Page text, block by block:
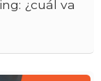
¿cuál va